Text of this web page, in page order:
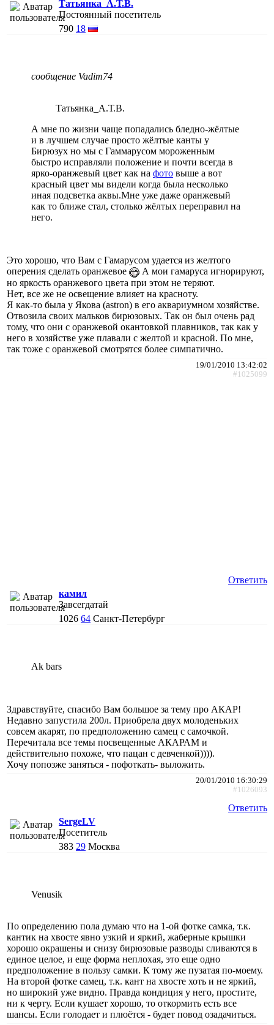
Татьянка_А.Т.В.
Постоянный посетитель
790 18
сообщение Vadim74
Татьянка_А.Т.В.
А мне по жизни чаще попадались бледно-жёлтые
и в лучшем случае просто жёлтые канты у
Бирюзух но мы с Гаммарусом мороженным
быстро исправляли положение и почти всегда в
ярко-оранжевый цвет как на фото выше а вот
красный цвет мы видели когда была несколько
иная подсветка аквы.Мне уже даже оранжевый
как то ближе стал, столько жёлтых переправил на
него.
Это хорошо, что Вам с Гамарусом удается из желтого
оперения сделать оранжевое
А мои гамаруса игнорируют,
но яркость оранжевого цвета при этом не теряют.
Нет, все же не освещение влияет на красноту.
Я как-то была у Якова (astron) в его аквариумном хозяйстве.
Отвозила своих мальков бирюзовых. Так он был очень рад
тому, что они с оранжевой окантовкой плавников, так как у
него в хозяйстве уже плавали с желтой и красной. По мне,
так тоже с оранжевой смотрятся более симпатично.
19/01/2010 13:42:02
#1025099
Ответить
камил
Завсегдатай
1026 64 Санкт-Петербург
Ak bars
Здравствуйте, спасибо Вам большое за тему про АКАР!
Недавно запустила 200л. Приобрела двух молоденьких
совсем акарят, по предположению самец с самочкой.
Перечитала все темы посвещенные АКАРАМ и
действительно похоже, что пацан с девченкой)))).
Хочу попозже заняться - пофоткать- выложить.
20/01/2010 16:30:29
#1026093
Ответить
SergeLV
Посетитель
383 29 Москва
Venusik
По определению пола думаю что на 1-ой фотке самка, т.к.
кантик на хвосте явно узкий и яркий, жаберные крышки
хорошо окрашены и снизу бирюзовые разводы сливаются в
единое целое, и еще форма неплохая, это еще одно
предположение в пользу самки. К тому же пузатая по-моему.
На второй фотке самец, т.к. кант на хвосте хоть и не яркий,
но широкий уже видно. Правда кондиция у него, простите,
ни к черту. Если кушает хорошо, то откормить есть все
шансы. Если голодает и плюётся - будет повод озадачиться.